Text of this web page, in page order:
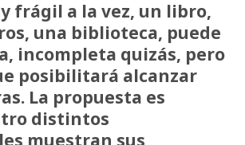
frágil a la vez, un libro,
una biblioteca, puede
incompleta quizás, pero
posibilitará alcanzar
La propuesta es
distintos
muestran sus